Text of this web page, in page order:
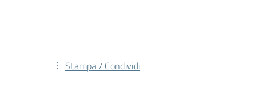
Stampa / Condividi